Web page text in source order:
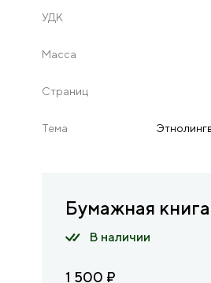
УДК
Масса
Страниц
Тема
Бумажная книга
В наличии
1 500 ₽